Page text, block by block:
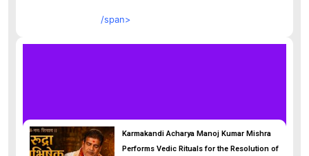
/span>
Karmakandi Acharya Manoj Kumar Mishra
Performs Vedic Rituals for the Resolution of